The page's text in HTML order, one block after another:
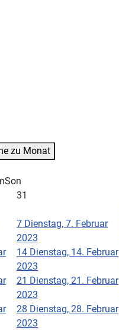
zu Monat
Son
31
7 Dienstag, 7. Februar
2023
14 Dienstag, 14. Februar
2023
21 Dienstag, 21. Februar
2023
28 Dienstag, 28. Februar
2023